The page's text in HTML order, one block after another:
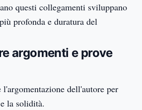
questi collegamenti sviluppano
profonda e duratura del
argomenti e prove
l'argomentazione dell'autore per
la solidità.